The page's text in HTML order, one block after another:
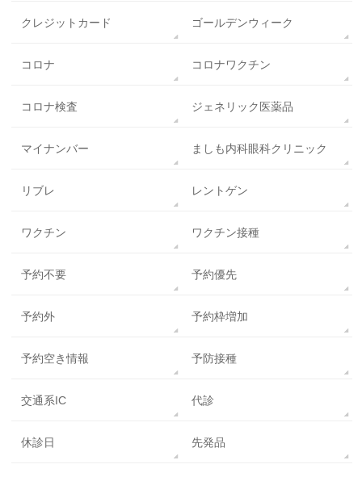
クレジットカード ゴールデンウィーク
コロナ コロナワクチン
コロナ検査 ジェネリック医薬品
マイナンバー ましも内科眼科クリニック
リブレ レントゲン
ワクチン ワクチン接種
予約不要 予約優先
予約外 予約枠増加
予約空き情報 予防接種
交通系IC 代診
休診日 先発品